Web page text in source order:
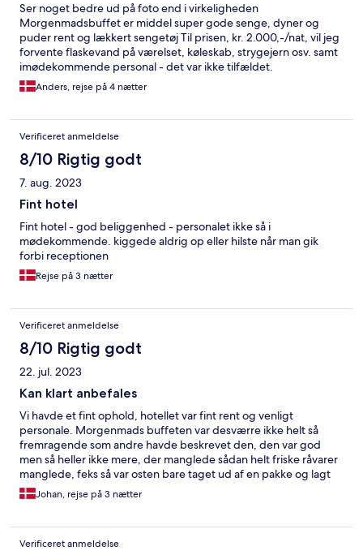
Ser noget bedre ud på foto end i virkeligheden
Morgenmadsbuffet er middel super gode senge, dyner og
puder rent og lækkert sengetøj Til prisen, kr. 2.000,-/nat, vil jeg
forvente flaskevand på værelset, køleskab, strygejern osv. samt
imødekommende personal - det var ikke tilfældet.
Anders, rejse på 4 nætter
Verificeret anmeldelse
8/10 Rigtig godt
7. aug. 2023
Fint hotel
Fint hotel - god beliggenhed - personalet ikke så i
mødekommende. kiggede aldrig op eller hilste når man gik
forbi receptionen
Rejse på 3 nætter
Verificeret anmeldelse
8/10 Rigtig godt
22. jul. 2023
Kan klart anbefales
Vi havde et fint ophold, hotellet var fint rent og venligt
personale. Morgenmads buffeten var desværre ikke helt så
fremragende som andre havde beskrevet den, den var god
men så heller ikke mere, der manglede sådan helt friske råvarer
manglede, feks så var osten bare taget ud af en pakke og lagt
på et fad, mere frisk frugt kunne også være lækkert,
anretningen osv. men alt i alt fin morgenmad. Hotellet ligger
tæt på check point Charlie, Charlies Beach, båd tur, museums
øen, undergrunden U-bahn.
Johan, rejse på 3 nætter
Verificeret anmeldelse